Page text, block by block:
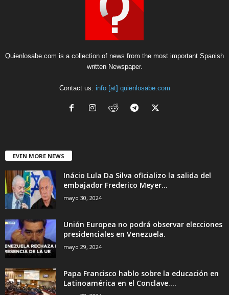
Quienlosabe.com is a collection of news from the most important Spanish
written Newspaper.
Contact us: info [at] quienlosabe.com
EVEN MORE NEWS
Inácio Lula Da Silva oficializo la salida del
embajador Frederico Meyer...
mayo 30, 2024
Unión Europea no podrá observar elecciones
presidenciales en Venezuela.
mayo 29, 2024
Papa Francisco hablo sobre la educación en
Latinoamérica en el Conclave....